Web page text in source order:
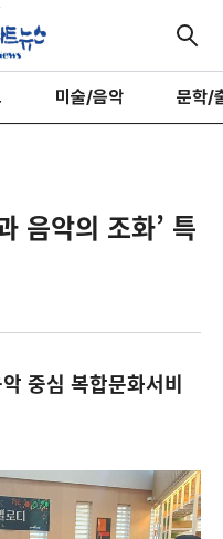
미술/음악 문학/
음악의 조화’ 특
중심 복합문화서비